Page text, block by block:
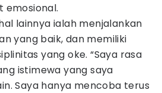
emosional.
lainnya ialah menjalankan
yang baik, dan memiliki
yang oke. “Saya rasa
istimewa yang saya
Saya hanya mencoba terus